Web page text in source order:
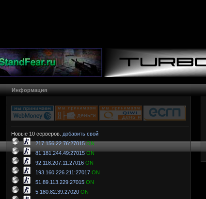
Информация
Новые 10 серверов. добавить свой
217.156.22.76:27015ON
81.181.244.49:27015ON
92.118.207.11:27016 ON
193.160.226.211:27017 ON
51.89.113.229:27015 ON
5.180.82.39:27020 ON